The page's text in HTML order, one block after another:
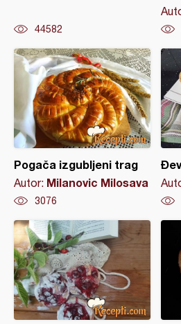
44582
Pogača izgubljeni trag
Autor: Milanovic Milosava
3076